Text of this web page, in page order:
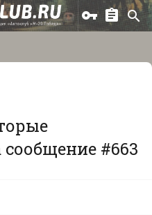
#663